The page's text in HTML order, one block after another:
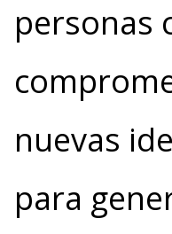
personas
nuevas
para